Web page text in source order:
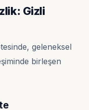
Gizli
geleneksel
birleşen